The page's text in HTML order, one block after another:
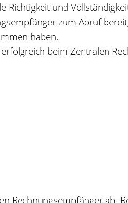
Richtigkeit und
zum Abruf
haben.
beim Zentralen
Rechnungsempfänger ab.